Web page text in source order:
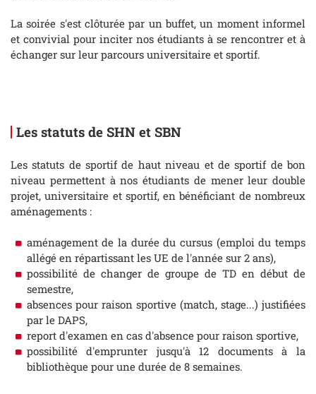
La soirée s'est clôturée par un buffet, un moment informel
et convivial pour inciter nos étudiants à se rencontrer et à
échanger sur leur parcours universitaire et sportif.
Les statuts de SHN et SBN
Les statuts de sportif de haut niveau et de sportif de bon
niveau permettent à nos étudiants de mener leur double
projet, universitaire et sportif, en bénéficiant de nombreux
aménagements :
aménagement de la durée du cursus (emploi du temps
allégé en répartissant les UE de l'année sur 2 ans),
possibilité de changer de groupe de TD en début de
semestre,
absences pour raison sportive (match, stage...) justifiées
par le DAPS,
report d'examen en cas d'absence pour raison sportive,
possibilité d'emprunter jusqu'à 12 documents à la
bibliothèque pour une durée de 8 semaines.